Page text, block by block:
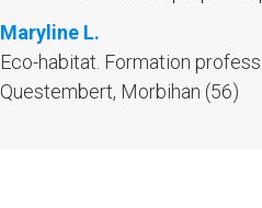
Maryline L.
Eco-habitat. Formation
Questembert, Morbihan (56)